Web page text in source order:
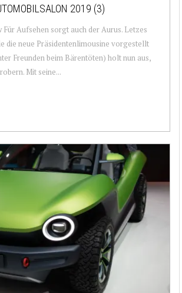
2019 (3)
Für Aufsehen sorgt auch der Aurus. Letzes
die neue Präsidentenlimousine vorgestellt
Freunden beim Bärentöten) holt nun aus,
Mit seine...